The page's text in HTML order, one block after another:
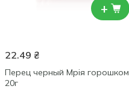
+
22.49 ₴
Перец черный Мрія горошком
20г